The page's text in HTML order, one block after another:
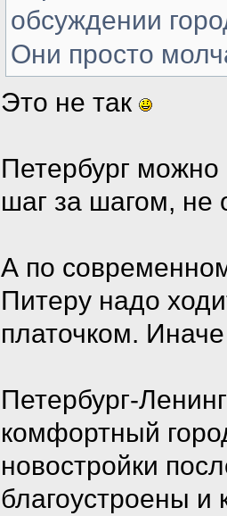
обсуждении
Они просто
Это не так
Петербург
шаг за шагом, не
А по
Питеру надо
платочком.
Петербург-
комфортный
новостройки
благоустроены и